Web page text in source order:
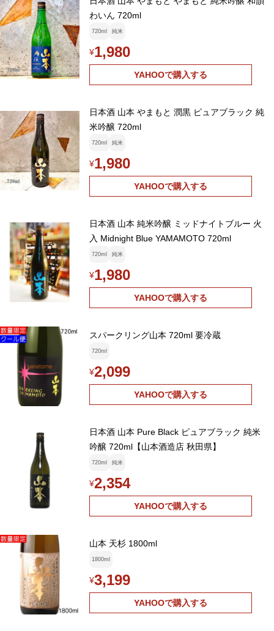
わいん 720ml
720ml 純米
¥1,980
YAHOOで購入する
日本酒 山本 やまもと 潤黒 ピュアブラック 純
米吟醸 720ml
720ml 純米
¥1,980
YAHOOで購入する
日本酒 山本 純米吟醸 ミッドナイトブルー 火
入 Midnight Blue YAMAMOTO 720ml
720ml 純米
¥1,980
YAHOOで購入する
スパークリング山本 720ml 要冷蔵
720ml
¥2,099
YAHOOで購入する
日本酒 山本 Pure Black ピュアブラック 純米
吟醸 720ml【山本酒造店 秋田県】
720ml 純米
¥2,354
YAHOOで購入する
山本 天杉 1800ml
1800ml
¥3,199
YAHOOで購入する